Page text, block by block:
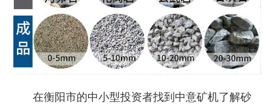
在衡阳市的中小型投资者找到中意矿机了解砂